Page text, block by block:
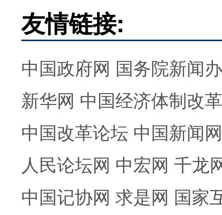
友情链接:
中国政府网 国务院新闻
新华网 中国经济体制改
中国改革论坛 中国新闻网
人民论坛网 中宏网 千龙
中国记协网 求是网 国家